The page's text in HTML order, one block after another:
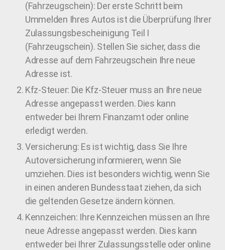
(Fahrzeugschein): Der erste Schritt beim
Ummelden Ihres Autos ist die Überprüfung Ihrer
Zulassungsbescheinigung Teil I
(Fahrzeugschein). Stellen Sie sicher, dass die
Adresse auf dem Fahrzeugschein Ihre neue
Adresse ist.
Kfz-Steuer: Die Kfz-Steuer muss an Ihre neue
Adresse angepasst werden. Dies kann
entweder bei Ihrem Finanzamt oder online
erledigt werden.
Versicherung: Es ist wichtig, dass Sie Ihre
Autoversicherung informieren, wenn Sie
umziehen. Dies ist besonders wichtig, wenn Sie
in einen anderen Bundesstaat ziehen, da sich
die geltenden Gesetze ändern können.
Kennzeichen: Ihre Kennzeichen müssen an Ihre
neue Adresse angepasst werden. Dies kann
entweder bei Ihrer Zulassungsstelle oder online